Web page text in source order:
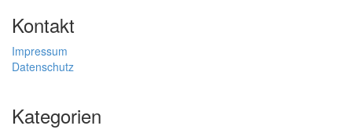
Kontakt
Impressum
Datenschutz
Kategorien